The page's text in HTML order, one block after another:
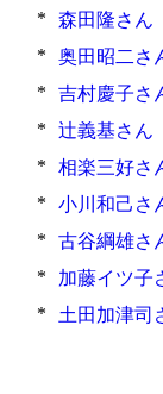
*
森田隆さん
*
奥田昭二さ
*
吉村慶子さ
*
辻義基さん
*
相楽三好さ
*
小川和己さ
*
古谷綱雄さ
*
加藤イツ子
* 土田加津司